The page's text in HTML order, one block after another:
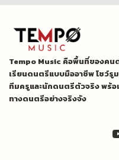
Tempo Music คือพื้นที่ของคน
เรียนดนตรีแบบมืออาชีพ โชว์รู
ทีมครูและนักดนตรีตัวจริง พร้อ
ทางดนตรีอย่างจริงจัง